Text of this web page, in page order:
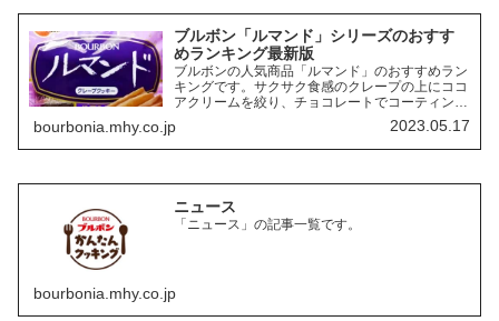
ブルボン「ルマンド」シリーズのおすす
めランキング最新版
ブルボンの人気商品「ルマンド」のおすすめラン
キングです。サクサク食感のクレープの上にココ
アクリームを絞り、チョコレートでコーティング
したお菓子「ルマンド」には、様々なフレーバー
の商品があります。ここでは、その中でも特にお
すすめの商品を3つご紹介します。
bourbonia.mhy.co.jp 2023.05.17
ニュース
「ニュース」の記事一覧です。
bourbonia.mhy.co.jp